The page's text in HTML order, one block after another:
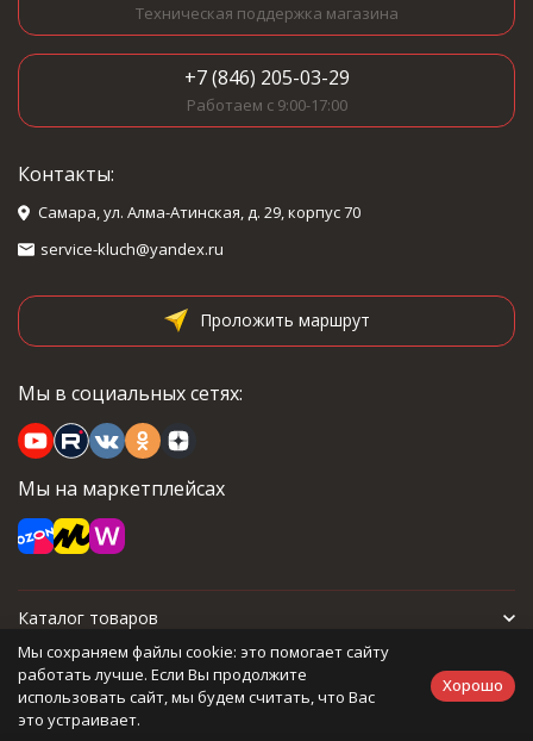
Техническая поддержка магазина
+7 (846) 205-03-29
Работаем с 9:00-17:00
Контакты:
Самара, ул. Алма-Атинская, д. 29, корпус 70
service-kluch@yandex.ru
Проложить маршрут
Мы в социальных сетях:
Мы на маркетплейсах
Каталог товаров
Для покупателя
Мы сохраняем файлы cookie: это помогает сайту
работать лучше. Если Вы продолжите
использовать сайт, мы будем считать, что Вас
это устраивает.
Хорошо